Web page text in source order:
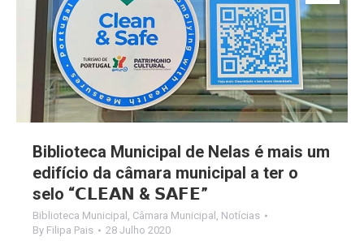
Biblioteca Municipal de Nelas é mais um
edifício da câmara municipal a ter o
selo “𝗖𝗟𝗘𝗔𝗡 & 𝗦𝗔𝗙𝗘”
Biblioteca Municipal Câmara Municipal Notícias
By Filipa Pais 28 Julho 2020